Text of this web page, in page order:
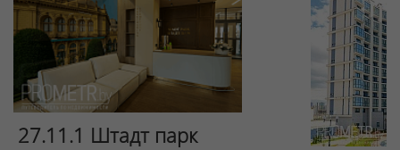
27.11.1 Штадт парк